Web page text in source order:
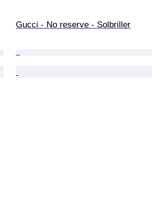
Gucci - No reserve - Solbriller